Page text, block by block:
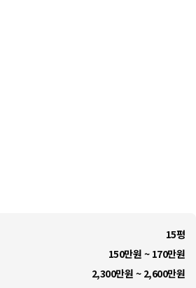
15평
150만원 ~ 170만원
2,300만원 ~ 2,600만원